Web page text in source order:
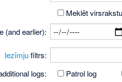
Meklēt
(and earlier):
Iezīmjufiltrs:
logs:
Patrol log